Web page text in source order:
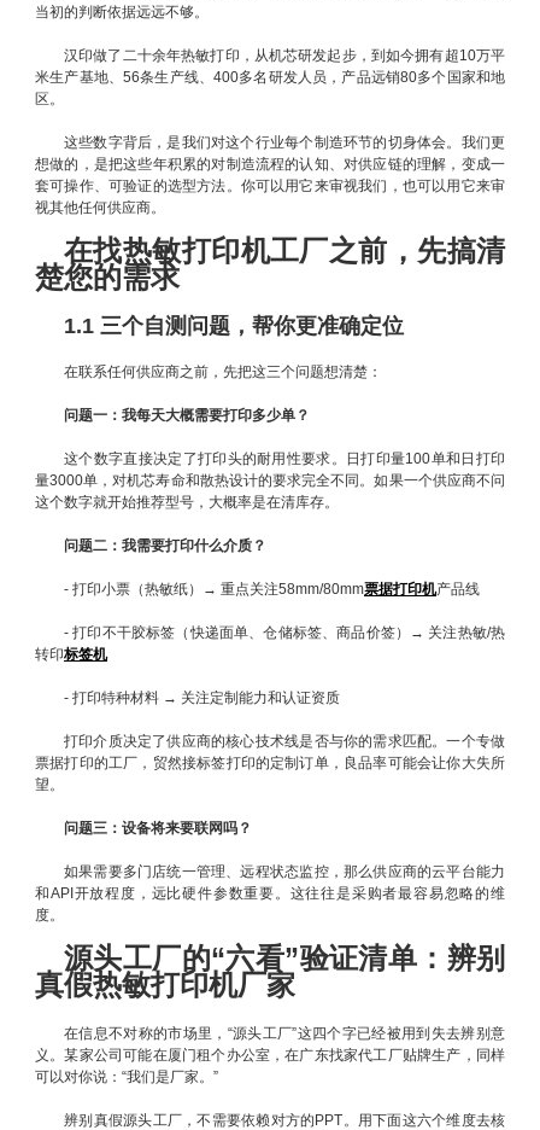
当初的判断依据远远不够。
汉印做了二十余年热敏打印，从机芯研发起步，到如今拥有超10万平
米生产基地、56条生产线、400多名研发人员，产品远销80多个国家和地
区。
这些数字背后，是我们对这个行业每个制造环节的切身体会。我们更
想做的，是把这些年积累的对制造流程的认知、对供应链的理解，变成一
套可操作、可验证的选型方法。你可以用它来审视我们，也可以用它来审
视其他任何供应商。
在找热敏打印机工厂之前，先搞清
楚您的需求
1.1 三个自测问题，帮你更准确定位
在联系任何供应商之前，先把这三个问题想清楚：
问题一：我每天大概需要打印多少单？
这个数字直接决定了打印头的耐用性要求。日打印量100单和日打印
量3000单，对机芯寿命和散热设计的要求完全不同。如果一个供应商不问
这个数字就开始推荐型号，大概率是在清库存。
问题二：我需要打印什么介质？
- 打印小票（热敏纸）→ 重点关注58mm/80mm票据打印机产品线
- 打印不干胶标签（快递面单、仓储标签、商品价签）→ 关注热敏/热
转印标签机
- 打印特种材料 → 关注定制能力和认证资质
打印介质决定了供应商的核心技术线是否与你的需求匹配。一个专做
票据打印的工厂，贸然接标签打印的定制订单，良品率可能会让你大失所
望。
问题三：设备将来要联网吗？
如果需要多门店统一管理、远程状态监控，那么供应商的云平台能力
和API开放程度，远比硬件参数重要。这往往是采购者最容易忽略的维
度。
源头工厂的“六看”验证清单：辨别
真假热敏打印机厂家
在信息不对称的市场里，“源头工厂”这四个字已经被用到失去辨别意
义。某家公司可能在厦门租个办公室，在广东找家代工厂贴牌生产，同样
可以对你说：“我们是厂家。”
辨别真假源头工厂，不需要依赖对方的PPT。用下面这六个维度去核